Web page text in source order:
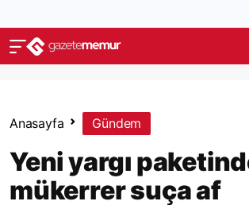
Anasayfa Gündem
Yeni yargı
mükerrer suça af